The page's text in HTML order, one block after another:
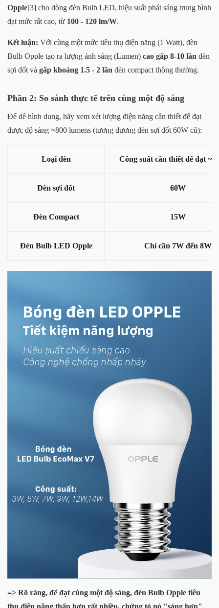
Opple[3] cho dòng đèn Bulb LED, hiệu suất phát sáng trung bình
đạt mức rất cao, từ 100 - 120 lm/W.
Kết luận: Với cùng một mức tiêu thụ điện năng (1 Watt), đèn
Bulb Opple tạo ra lượng ánh sáng (Lumen) cao gấp 8-10 lần đèn
sợi đốt và gấp khoảng 1.5 - 2 lần đèn compact thông thường.
Phần 2: So sánh thực tế trên cùng một độ sáng
Để dễ hình dung, hãy xem xét lượng điện năng cần thiết để đạt
được độ sáng ~800 lumens (tương đương đèn sợi đốt 60W cũ):
Loại đèn Công suất cần thiết để đạt ~
Đèn sợi đốt 60W
Đèn Compact 15W
Đèn Bulb LED Opple Chỉ cần 7W đến 8W
=> Rõ ràng, để đạt cùng một độ sáng, đèn Bulb Opple tiêu
thụ điện năng thấp hơn rất nhiều, chứng tỏ nó "sáng hơn"